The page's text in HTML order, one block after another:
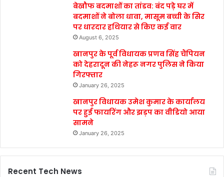
बेखौफ बदमाशों का तांडव: बंद पड़े घर में
बदमाशों ने बोला धावा, मासूम बच्ची के सिर
पर धारदार हथियार से किए कई वार
August 6, 2025
खानपुर के पूर्व विधायक प्रणव सिंह चैंपियन
को देहरादून की नेहरू नगर पुलिस ने किया
गिरफ्तार
January 26, 2025
खानपुर विधायक उमेश कुमार के कार्यालय
पर हुई फायरिंग और झड़प का वीडियो आया
सामने
January 26, 2025
Recent Tech News